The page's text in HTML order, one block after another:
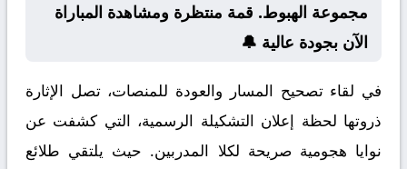
مجموعة الهبوط. قمة منتظرة ومشاهدة المباراة
الآن بجودة عالية 🔔
في لقاء تصحيح المسار والعودة للمنصات، تصل الإثارة
ذروتها لحظة إعلان التشكيلة الرسمية، التي كشفت عن
نوايا هجومية صريحة لكلا المدربين. حيث يلتقي طلائع